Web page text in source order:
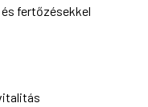
fertőzésekkel